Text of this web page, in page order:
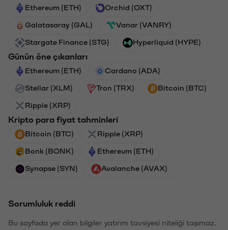
Ethereum (ETH) Orchid (OXT)
Galatasaray (GAL) Vanar (VANRY)
Stargate Finance (STG) Hyperliquid (HYPE)
Günün öne çıkanları
Ethereum (ETH) Cardano (ADA)
Stellar (XLM) Tron (TRX) Bitcoin (BTC)
Ripple (XRP)
Kripto para fiyat tahminleri
Bitcoin (BTC) Ripple (XRP)
Bonk (BONK) Ethereum (ETH)
Synapse (SYN) Avalanche (AVAX)
Sorumluluk reddi
Bu sayfada yer alan bilgiler yatırım tavsiyesi niteliği taşımaz.